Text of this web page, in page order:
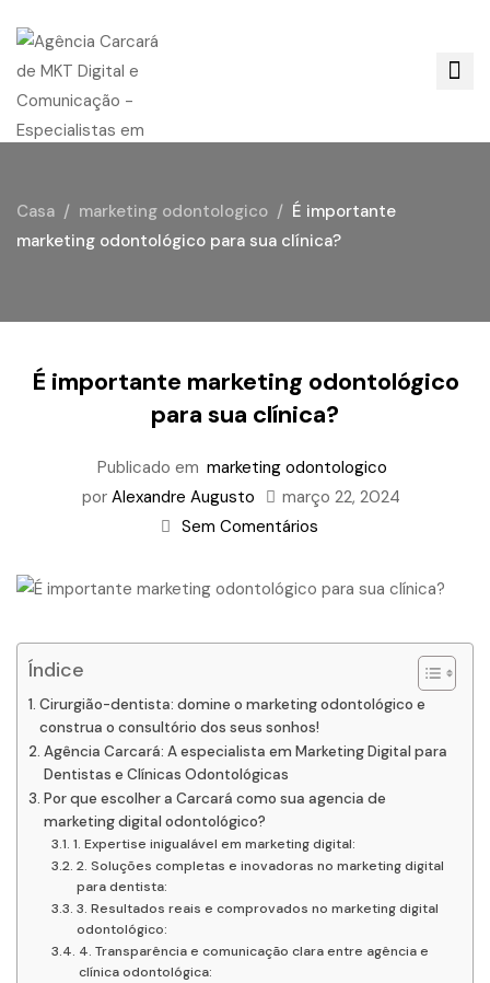
Casa marketing odontologico
É importante
marketing odontológico para sua clínica?
É importante marketing odontológico
para sua clínica?
Publicado em marketing odontologico
por Alexandre Augusto
março 22, 2024
Sem Comentários
Índice
Cirurgião-dentista: domine o marketing odontológico e
construa o consultório dos seus sonhos!
Agência Carcará: A especialista em Marketing Digital para
Dentistas e Clínicas Odontológicas
Por que escolher a Carcará como sua agencia de
marketing digital odontológico?
1. Expertise inigualável em marketing digital:
2. Soluções completas e inovadoras no marketing digital
para dentista:
3. Resultados reais e comprovados no marketing digital
odontológico:
4. Transparência e comunicação clara entre agência e
clínica odontológica: